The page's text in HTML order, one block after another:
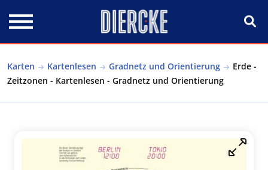
Karten Kartenlesen Gradnetz und Orientierung
Erde -
Zeitzonen - Kartenlesen - Gradnetz und Orientierung